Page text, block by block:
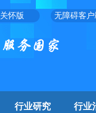
关怀版 无障碍客户
行业研究 行业